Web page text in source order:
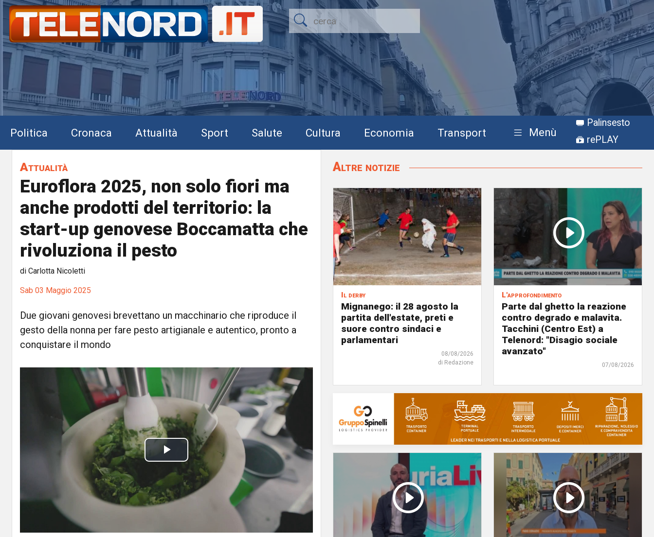
Politica Cronaca Attualità Sport Salute Cultura Economia Transport Menù
Palinsesto
rePLAY
Attualità
Euroflora 2025, non solo fiori ma
anche prodotti del territorio: la
start-up genovese Boccamatta che
rivoluziona il pesto
di Carlotta Nicoletti
Sab 03 Maggio 2025
Due giovani genovesi brevettano un macchinario che riproduce il
gesto della nonna per fare pesto artigianale e autentico, pronto a
conquistare il mondo
P
a
Altre notizie
Il derby
Mignanego: il 28 agosto la
partita dell'estate, preti e
suore contro sindaci e
parlamentari
08/08/2026
di Redazione
L'approfondimento
Parte dal ghetto la reazione
contro degrado e malavita.
Tacchini (Centro Est) a
Telenord: "Disagio sociale
avanzato"
07/08/2026